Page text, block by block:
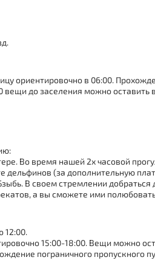
ориентировочно в 06:00.
вещи до заселения можно оставить
Во время нашей 2х часовой
дельфинов (за дополнительную
В своем стремлении
а вы сможете ими
12:00.
15:00-18:00. Вещи можно
пограничного пропускного